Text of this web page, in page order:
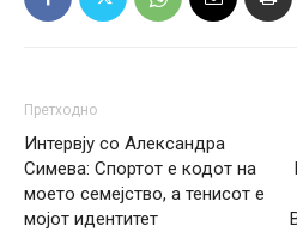
Претходно
Интервју со Александра
Симева: Спортот е кодот на
моето семејство, а тенисот е
мојот идентитет